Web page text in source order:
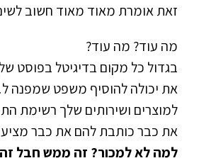
זאת אומרת מאוד מאוד חשוב
מה עוד? מה עוד?
בגדול כל מקום בדיגיטל בפוסט
את יכולה להוסיף משפט שמפנה
למוצרים ושירותים שלך רשימת
את כבר כותבת להם את כבר
למה לא למכור? זה ממש חבל